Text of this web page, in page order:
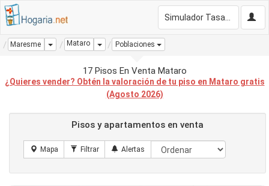
Maresme Dropdown
Mataro Dropdown
Poblaciones
17 Pisos En Venta Mataro
¿Quieres vender? Obtén la valoración de tu piso en Mataro gratis
(Agosto 2026)
Pisos y apartamentos en venta